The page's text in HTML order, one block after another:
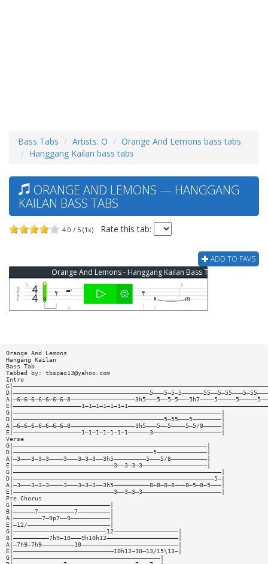
Bass Tabs Artists: O
Orange And Lemons bass tabs
Hanggang Kailan bass tabs
ORANGE AND LEMONS — HANGGANG
KAILAN BASS TABS
4.0 / 5 (1x) Rate this tab:
ADD TO FAVS
Orange And Lemons - Hanggang Kailan Bass Tab
Orange And Lemons
Hangang Kailan
Bass Tab
Tabbed by: tbspao13@yahoo.com
Intro
G|——————————————————————————————————————————————————————————|
D|——————————————————————————————————————————5—55———5————————|
A|—6—6—6—6—6—6—6—8——————————————————3h5———5——5————5—5/8—————|
E|———————————————————1—1—1—1—1—1—1——————3———————————————————|
Verse
G|——————————————————————————————————————————————————————|
D|———————————————————————————————————————5——————————————|
A|—3———3—3—3————3———3—3—3——3h5—————————5———5/8——————————|
E|————————————————————————————3——3—3—3——————————————————|
G|——————————————————————————————————————————————————————————|
D|————————————————————————————————————————————————————————5—|
A|—3———3—3—3————3———3—3—3——3h5——————————8—8—8—8———8—5—8—5———|
E|————————————————————————————3——3—3—3——————————————————————|
Pre Chorus
G|———————————————————————————|
B|——————7——————————7—————————|
A|————————7—9p7——9———————————|
E|—12/———————————————————————|
G|——————————————————————————12——————————————————|
B|——————————7h9—10———9h10h12————————————————————|
A|—7h9—7h9—————————10———————————————————————————|
E|————————————————————————————10h12—10—13/15\13—|
G|—————————————————————————————————————————|